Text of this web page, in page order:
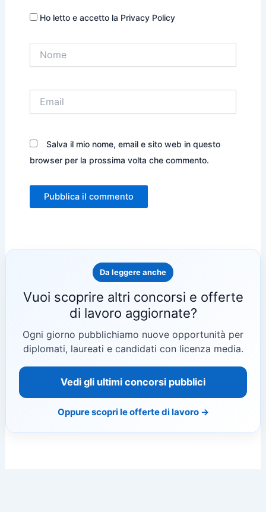
Ho letto e accetto la Privacy Policy
Salva il mio nome, email e sito web in questo
browser per la prossima volta che commento.
Da leggere anche
Vuoi scoprire altri concorsi e offerte
di lavoro aggiornate?
Ogni giorno pubblichiamo nuove opportunità per
diplomati, laureati e candidati con licenza media.
Vedi gli ultimi concorsi pubblici
Oppure scopri le offerte di lavoro →